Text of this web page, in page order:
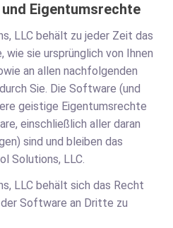
Eigentumsrechte
LLC behält zu jeder Zeit das
wie sie ursprünglich von Ihnen
an allen nachfolgenden
Sie. Die Software (und
geistige Eigentumsrechte
einschließlich aller daran
sind und bleiben das
Solutions, LLC.
LLC behält sich das Recht
Software an Dritte zu